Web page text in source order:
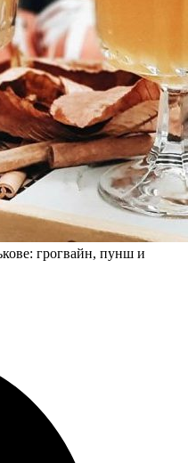
грогвайн, пунш и